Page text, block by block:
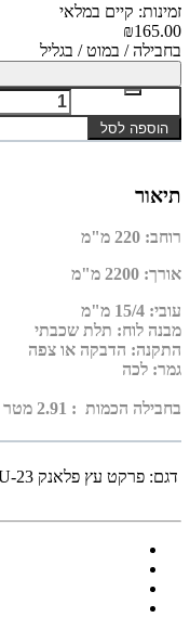
זמינות: קיים במלאי
₪165.00
בחבילה / במוט / בגליל
הוספה לסל
תיאור
רוחב: 220
מ"מ
אורך: 2200
מ"מ
עובי: 15/4 מ"מ
מבנה לוח: תלת שכבתי
התקנה: הדבקה או צפה
גמר: לכה
בחבילה הכמות : 2.91 מטר מרובע
דגם: פרקט עץ פלאנק PU-23